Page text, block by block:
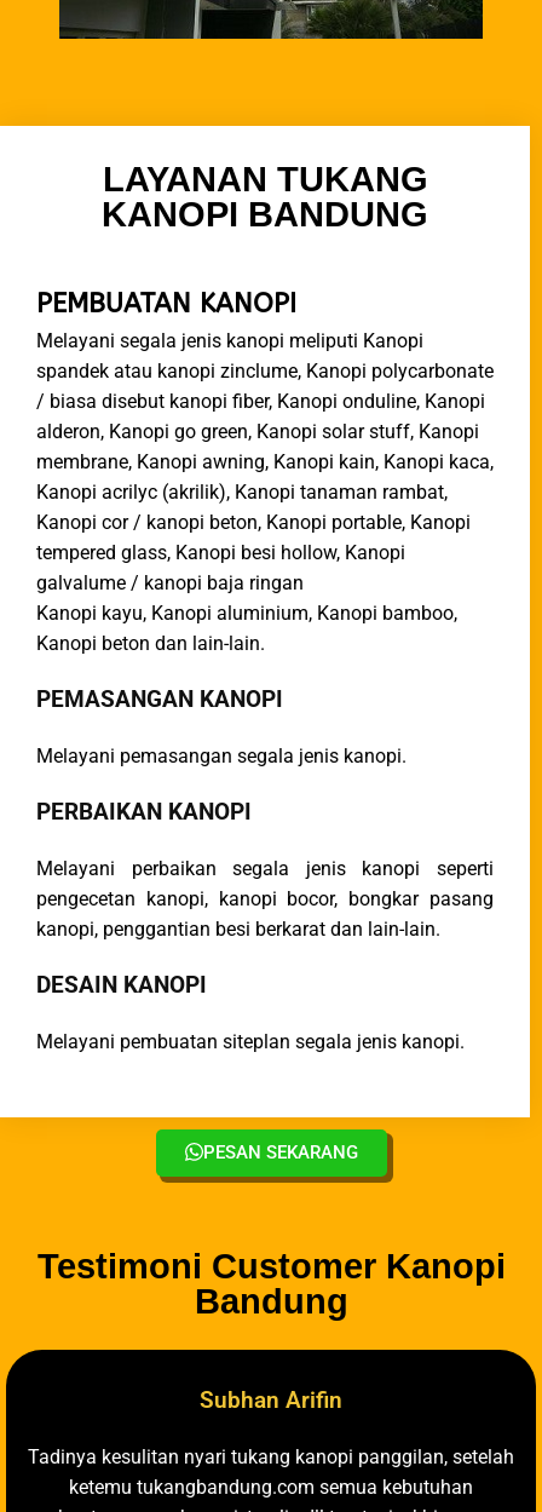
LAYANAN TUKANG
KANOPI BANDUNG
PEMBUATAN KANOPI
Melayani segala jenis kanopi meliputi Kanopi
spandek atau kanopi zinclume, Kanopi polycarbonate
/ biasa disebut kanopi fiber, Kanopi onduline, Kanopi
alderon, Kanopi go green, Kanopi solar stuff, Kanopi
membrane, Kanopi awning, Kanopi kain, Kanopi kaca,
Kanopi acrilyc (akrilik), Kanopi tanaman rambat,
Kanopi cor / kanopi beton, Kanopi portable, Kanopi
tempered glass, Kanopi besi hollow, Kanopi
galvalume / kanopi baja ringan
Kanopi kayu, Kanopi aluminium, Kanopi bamboo,
Kanopi beton dan lain-lain.
PEMASANGAN KANOPI
Melayani pemasangan segala jenis kanopi.
PERBAIKAN KANOPI
Melayani perbaikan segala jenis kanopi seperti
pengecetan kanopi, kanopi bocor, bongkar pasang
kanopi, penggantian besi berkarat dan lain-lain.
DESAIN KANOPI
Melayani pembuatan siteplan segala jenis kanopi.
PESAN SEKARANG
Testimoni Customer Kanopi
Bandung
Subhan Arifin
Tadinya kesulitan nyari tukang kanopi panggilan, setelah
ketemu tukangbandung.com semua kebutuhan